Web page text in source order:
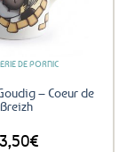
DE PORNIC
– Coeur de
Breizh
€